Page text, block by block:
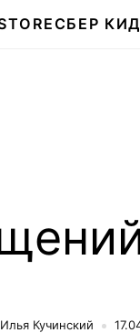
СБЕР
Илья Кучинский